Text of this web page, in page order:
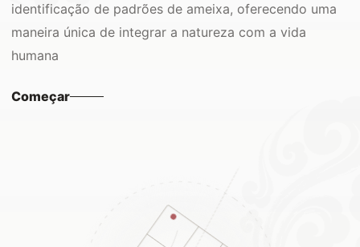
identificação de padrões de ameixa, oferecendo uma
maneira única de integrar a natureza com a vida
humana
Começar